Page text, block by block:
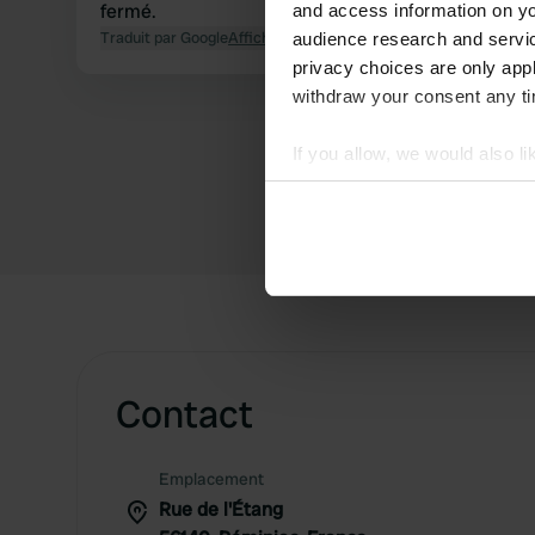
and access information on
audience research and
privacy choices are only
withdraw your consent any
If you allow, we would also
Collect information
Find out more about how
fermé.
Traduit par GoogleAfficher l'original
Contact
Emplacement
Rue de l'Étang